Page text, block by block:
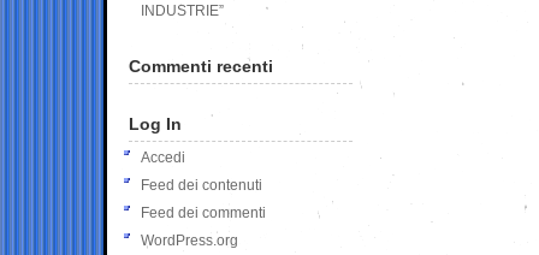
INDUSTRIE”
Commenti recenti
Log In
Accedi
Feed dei contenuti
Feed dei commenti
WordPress.org